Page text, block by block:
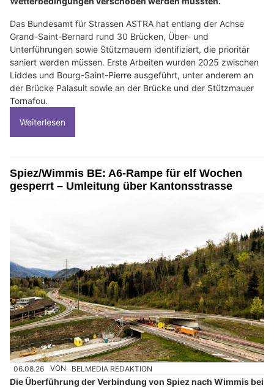
Das Bundesamt für Strassen ASTRA hat entlang der Achse
Grand-Saint-Bernard rund 30 Brücken, Über- und
Unterführungen sowie Stützmauern identifiziert, die prioritär
saniert werden müssen. Erste Arbeiten wurden 2025 zwischen
Liddes und Bourg-Saint-Pierre ausgeführt, unter anderem an
der Brücke Palasuit sowie an der Brücke und der Stützmauer
Tornafou.
Weiterlesen
Spiez/Wimmis BE: A6-Rampe für elf Wochen
gesperrt – Umleitung über Kantonsstrasse
06.08.26 VON BELMEDIA REDAKTION
Die Überführung der Verbindung von Spiez nach Wimmis bei